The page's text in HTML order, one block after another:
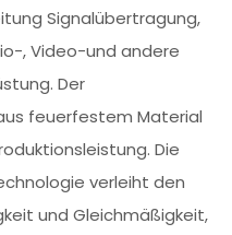
Signalübertragung,
, Video-und andere
Der
feuerfestem Material
Die
verleiht den
und Gleichmäßigkeit,